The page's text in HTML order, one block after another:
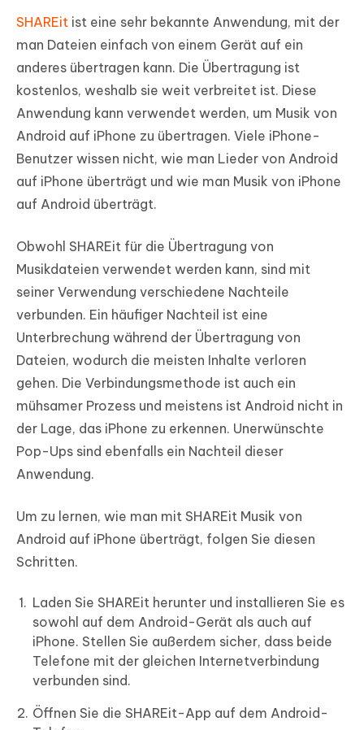
SHAREit ist eine sehr bekannte Anwendung, mit der
man Dateien einfach von einem Gerät auf ein
anderes übertragen kann. Die Übertragung ist
kostenlos, weshalb sie weit verbreitet ist. Diese
Anwendung kann verwendet werden, um Musik von
Android auf iPhone zu übertragen. Viele iPhone-
Benutzer wissen nicht, wie man Lieder von Android
auf iPhone überträgt und wie man Musik von iPhone
auf Android überträgt.
Obwohl SHAREit für die Übertragung von
Musikdateien verwendet werden kann, sind mit
seiner Verwendung verschiedene Nachteile
verbunden. Ein häufiger Nachteil ist eine
Unterbrechung während der Übertragung von
Dateien, wodurch die meisten Inhalte verloren
gehen. Die Verbindungsmethode ist auch ein
mühsamer Prozess und meistens ist Android nicht in
der Lage, das iPhone zu erkennen. Unerwünschte
Pop-Ups sind ebenfalls ein Nachteil dieser
Anwendung.
Um zu lernen, wie man mit SHAREit Musik von
Android auf iPhone überträgt, folgen Sie diesen
Schritten.
Laden Sie SHAREit herunter und installieren Sie es
sowohl auf dem Android-Gerät als auch auf
iPhone. Stellen Sie außerdem sicher, dass beide
Telefone mit der gleichen Internetverbindung
verbunden sind.
Öffnen Sie die SHAREit-App auf dem Android-